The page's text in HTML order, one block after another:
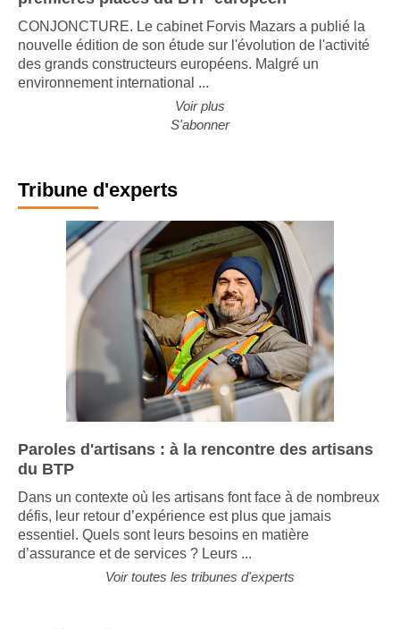
La cabine de
pilotage
CONJONCTURE. Le cabinet Forvis Mazars a publié la
nouvelle édition de son étude sur l'évolution de l'activité
des grands constructeurs européens. Malgré un
environnement international ...
Voir plus
S'abonner
Tribune d'experts
Paroles d'artisans : à la rencontre des artisans
du BTP
Dans un contexte où les artisans font face à de nombreux
défis, leur retour d’expérience est plus que jamais
essentiel. Quels sont leurs besoins en matière
d’assurance et de services ? Leurs ...
Voir toutes les tribunes d'experts